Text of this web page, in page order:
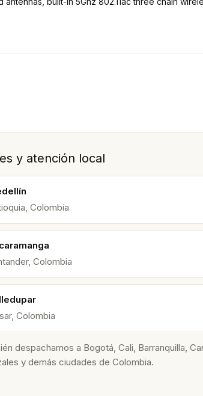
y atención local
Colombia
Colombia
Colombia
despachamos a Bogotá, Cali, Barranquilla,
y demás ciudades de Colombia.